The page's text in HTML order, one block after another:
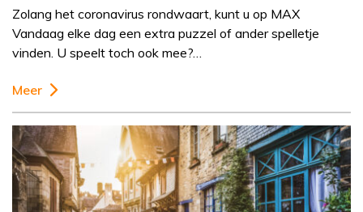
Zolang het coronavirus rondwaart, kunt u op MAX
Vandaag elke dag een extra puzzel of ander spelletje
vinden. U speelt toch ook mee?…
Meer